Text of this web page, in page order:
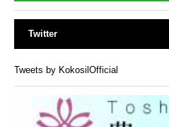
Twitter
Tweets by KokosilOfficial